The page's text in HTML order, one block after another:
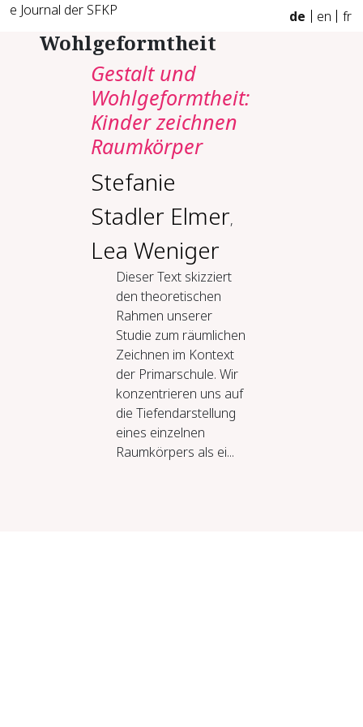
e Journal der SFKP de en fr
Wohlgeformtheit
Gestalt und
Wohlgeformtheit:
Kinder zeichnen
Raumkörper
Stefanie
Stadler Elmer,
Lea Weniger
Dieser Text skizziert
den theoretischen
Rahmen unserer
Studie zum räumlichen
Zeichnen im Kontext
der Primarschule. Wir
konzentrieren uns auf
die Tiefendarstellung
eines einzelnen
Raumkörpers als ei...